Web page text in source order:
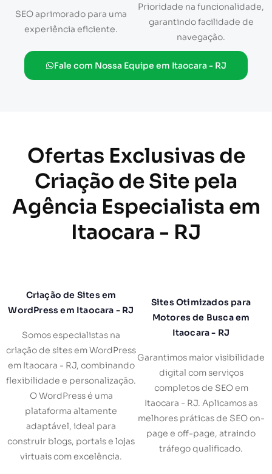
SEO aprimorado para uma
experiência eficiente.
Prioridade na funcionalidade,
garantindo facilidade de
navegação.
Fale com Nossa Equipe em Itaocara - RJ
Ofertas Exclusivas de
Criação de Site pela
Agência Especialista em
Itaocara - RJ
Criação de Sites em
WordPress em Itaocara - RJ
Somos especialistas na
criação de sites em WordPress
em Itaocara - RJ, combinando
flexibilidade e personalização.
O WordPress é uma
plataforma altamente
adaptável, ideal para
construir blogs, portais e lojas
virtuais com excelência.
Sites Otimizados para
Motores de Busca em
Itaocara - RJ
Garantimos maior visibilidade
digital com serviços
completos de SEO em
Itaocara - RJ. Aplicamos as
melhores práticas de SEO on-
page e off-page, atraindo
tráfego qualificado.